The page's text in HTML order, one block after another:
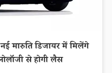
मारुति डिजायर में मिलेंगे
से होगी लैस